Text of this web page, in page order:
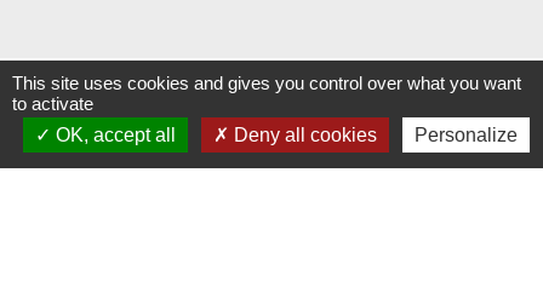
Contacts
Commune de Morsbach
This site uses cookies and gives you control over what you want
to activate
OK, accept all
Deny all cookies Personalize